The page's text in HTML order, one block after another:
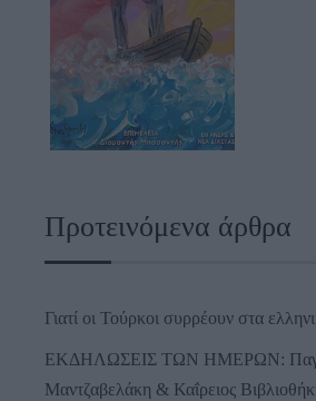
Προτεινόμενα άρθρα
Γιατί οι Τούρκοι συρρέουν στα
ΕΚΔΗΛΩΣΕΙΣ ΤΩΝ ΗΜΕΡΩΝ:
Μαντζαβελάκη & Καΐρειος